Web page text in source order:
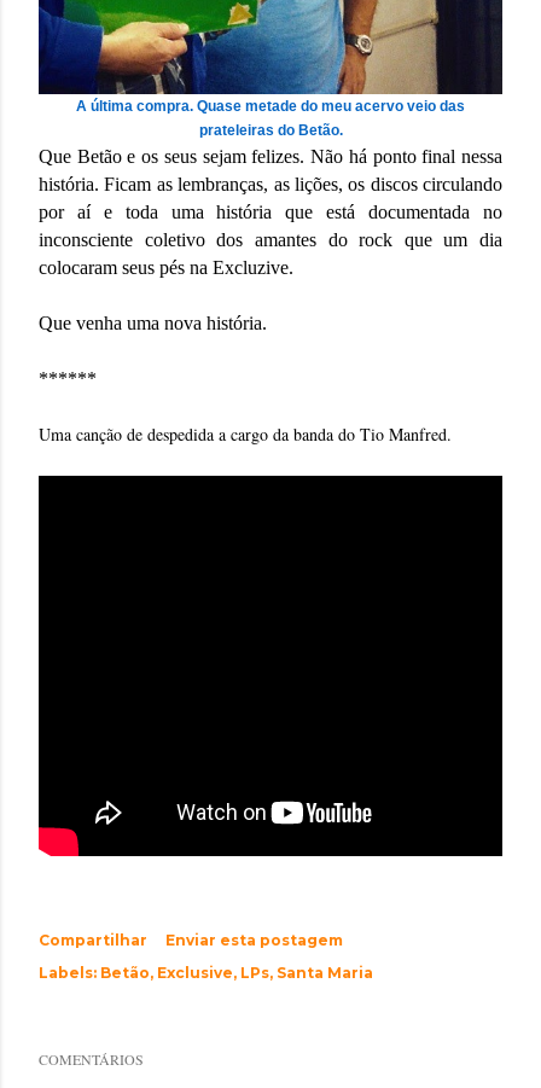
A última compra. Quase metade do meu acervo veio das
prateleiras do Betão.
Que Betão e os seus sejam felizes. Não há ponto final nessa
história. Ficam as lembranças, as lições, os discos circulando
por aí e toda uma história que está documentada no
inconsciente coletivo dos amantes do rock que um dia
colocaram seus pés na Excluzive.
Que venha uma nova história.
******
Uma canção de despedida a cargo da banda do Tio Manfred.
Compartilhar
Enviar esta postagem
Labels: Betão Exclusive LPs Santa Maria
COMENTÁRIOS